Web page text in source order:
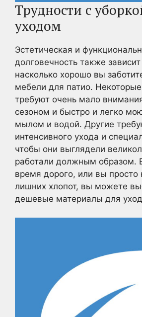
Трудности с
уходом
Эстетическая и
долговечность также зависит
насколько хорошо вы
мебели для патио.
требуют очень мало
сезоном и быстро и легко
мылом и водой. Другие
интенсивного ухода и
чтобы они выглядели
работали должным образом.
время дорого, или вы просто
лишних хлопот, вы можете
дешевые материалы для